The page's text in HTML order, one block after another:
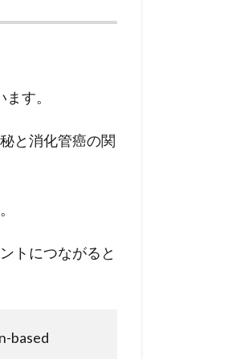
す。
と消化管癌の関
トにつながると
based